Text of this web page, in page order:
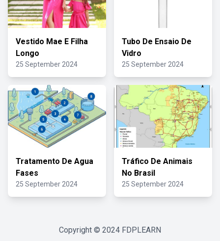
Vestido Mae E Filha
Longo
25 September 2024
Tubo De Ensaio De
Vidro
25 September 2024
Tratamento De Agua
Fases
25 September 2024
Tráfico De Animais
No Brasil
25 September 2024
Copyright © 2024 FDPLEARN